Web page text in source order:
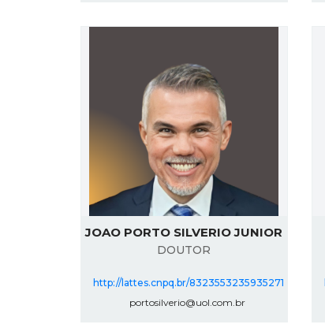
JOAO PORTO SILVERIO JUNIOR
DOUTOR
http://lattes.cnpq.br/8323553235935271
portosilverio@uol.com.br